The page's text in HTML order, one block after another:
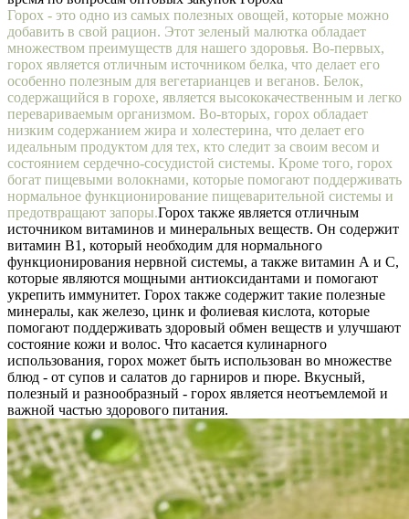
Горох - это одно из самых полезных овощей, которые можно
добавить в свой рацион. Этот зеленый малютка обладает
множеством преимуществ для нашего здоровья. Во-первых,
горох является отличным источником белка, что делает его
особенно полезным для вегетарианцев и веганов. Белок,
содержащийся в горохе, является высококачественным и легко
перевариваемым организмом. Во-вторых, горох обладает
низким содержанием жира и холестерина, что делает его
идеальным продуктом для тех, кто следит за своим весом и
состоянием сердечно-сосудистой системы. Кроме того, горох
богат пищевыми волокнами, которые помогают поддерживать
нормальное функционирование пищеварительной системы и
предотвращают запоры.Горох также является отличным
источником витаминов и минеральных веществ. Он содержит
витамин В1, который необходим для нормального
функционирования нервной системы, а также витамин А и С,
которые являются мощными антиоксидантами и помогают
укрепить иммунитет. Горох также содержит такие полезные
минералы, как железо, цинк и фолиевая кислота, которые
помогают поддерживать здоровый обмен веществ и улучшают
состояние кожи и волос. Что касается кулинарного
использования, горох может быть использован во множестве
блюд - от супов и салатов до гарниров и пюре. Вкусный,
полезный и разнообразный - горох является неотъемлемой и
важной частью здорового питания.